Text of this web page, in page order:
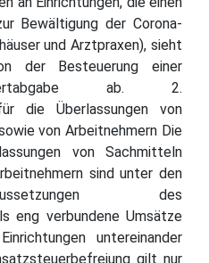
Bewältigung der Corona-
und Arztpraxen), sieht
der Besteuerung einer
ab. 2.
die Überlassungen von
von Arbeitnehmern Die
von Sachmitteln
sind unter den
des
eng verbundene Umsätze
untereinander
gilt nur